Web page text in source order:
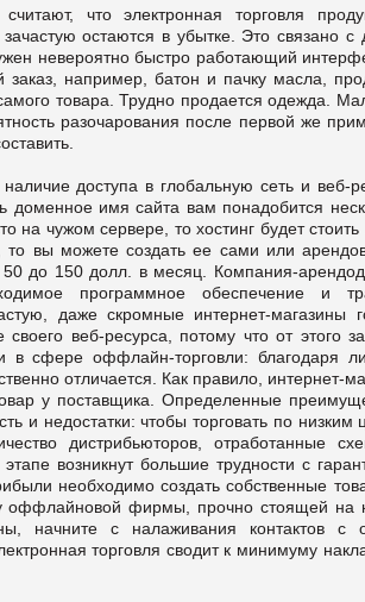
что электронная торговля
остаются в убытке. Это связано с
невероятно быстро работающий
заказ, например, батон и пачку масла,
товара. Трудно продается одежда.
разочарования после первой же
доступа в глобальную сеть и веб-
доменное имя сайта вам понадобится
на чужом сервере, то хостинг будет
то вы можете создать ее сами или
до 150 долл. в месяц. Компания-
программное обеспечение и
даже скромные интернет-магазины
веб-ресурса, потому что от этого
в сфере оффлайн-торговли: благодаря
отличается. Как правило, интернет-
у поставщика. Определенные
и недостатки: чтобы торговать по низким
дистрибьюторов, отработанные
возникнут большие трудности с
необходимо создать собственные
оффлайновой фирмы, прочно стоящей на
начните с налаживания контактов с
торговля сводит к минимуму